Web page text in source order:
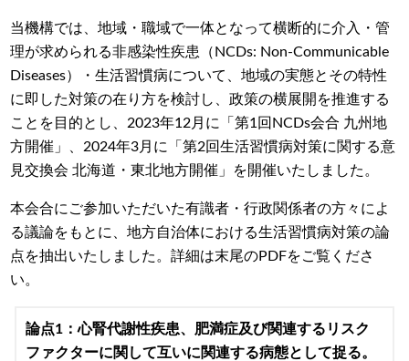
当機構では、地域・職域で一体となって横断的に介入・管
理が求められる非感染性疾患（NCDs: Non-Communicable
Diseases）・生活習慣病について、地域の実態とその特性
に即した対策の在り方を検討し、政策の横展開を推進する
ことを目的とし、2023年12月に「第1回NCDs会合 九州地
方開催」、2024年3月に「第2回生活習慣病対策に関する意
見交換会 北海道・東北地方開催」を開催いたしました。
本会合にご参加いただいた有識者・行政関係者の方々によ
る議論をもとに、地方自治体における生活習慣病対策の論
点を抽出いたしました。詳細は末尾のPDFをご覧くださ
い。
論点1：心腎代謝性疾患、肥満症及び関連するリスク
ファクターに関して互いに関連する病態として捉る。